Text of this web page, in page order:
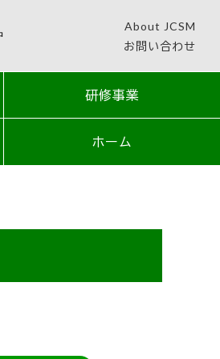
About JCSM
お問い合わせ
研修事業
ホーム